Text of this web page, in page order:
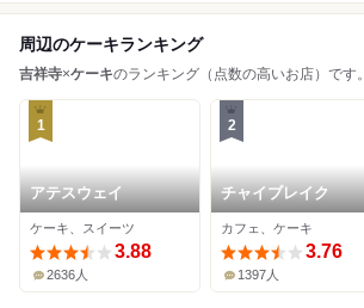
周辺のケーキランキング
吉祥寺×ケーキのランキング（点数の高いお店）です。
1
アテスウェイ
ケーキ、スイーツ
3.88
2636人
2
チャイブレイク
カフェ、ケーキ
3.76
1397人